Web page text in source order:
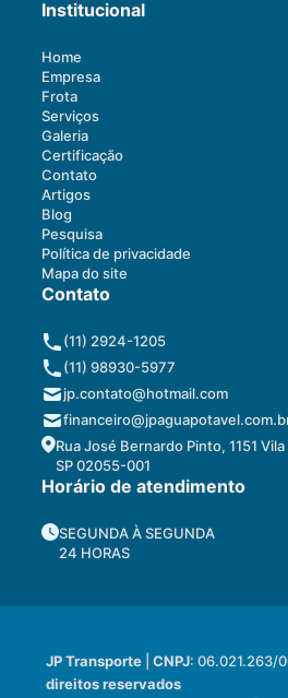
Institucional
Home
Empresa
Frota
Serviços
Galeria
Certificação
Contato
Artigos
Blog
Pesquisa
Política de privacidade
Mapa do site
Contato
(11) 2924-1205
(11) 98930-5977
jp.contato@hotmail.com
Rua José Bernardo Pinto, 1151
SP 02055-001
Horário de atendimento
SEGUNDA À SEGUNDA
24 HORAS
JP Transporte |CNPJ: 06.021.263/
direitos reservados